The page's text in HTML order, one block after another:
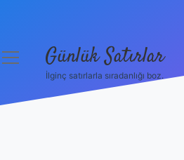
menüyü Günlük Satırlar
İlginç satırlarla sıradanlığı boz.